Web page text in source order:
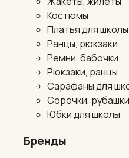
Костюмы
Платья для школы
Ранцы, рюкзаки
Ремни, бабочки
Рюкзаки, ранцы
Сарафаны для
Сорочки, рубашки
Юбки для школы
Бренды